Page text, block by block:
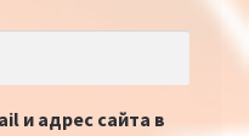
и адрес сайта в